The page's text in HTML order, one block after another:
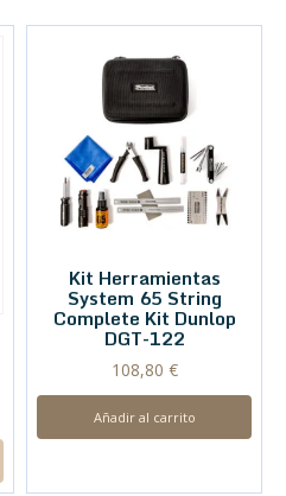
Kit Herramientas
System 65 String
Complete Kit Dunlop
DGT-122
108,80 €
Añadir al carrito